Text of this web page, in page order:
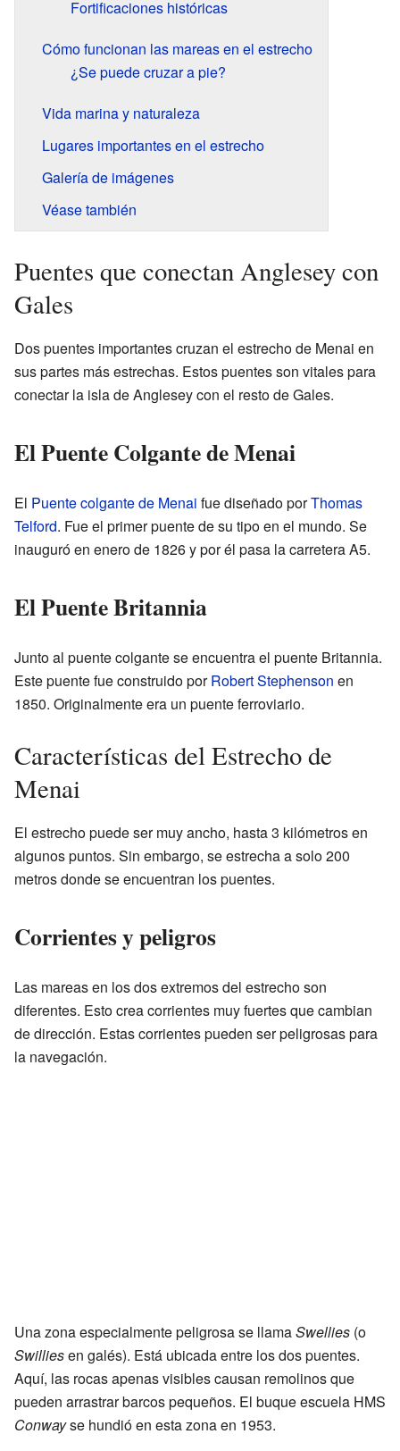
Fortificaciones históricas
Cómo funcionan las mareas en el estrecho
¿Se puede cruzar a pie?
Vida marina y naturaleza
Lugares importantes en el estrecho
Galería de imágenes
Véase también
Puentes que conectan Anglesey con
Gales
Dos puentes importantes cruzan el estrecho de Menai en
sus partes más estrechas. Estos puentes son vitales para
conectar la isla de Anglesey con el resto de Gales.
El Puente Colgante de Menai
El Puente colgante de Menai fue diseñado porThomas
Telford. Fue el primer puente de su tipo en el mundo. Se
inauguró en enero de 1826 y por él pasa la carretera A5.
El Puente Britannia
Junto al puente colgante se encuentra el puente Britannia.
Este puente fue construido porRobert Stephenson en
1850. Originalmente era un puente ferroviario.
Características del Estrecho de
Menai
El estrecho puede ser muy ancho, hasta 3 kilómetros en
algunos puntos. Sin embargo, se estrecha a solo 200
metros donde se encuentran los puentes.
Corrientes y peligros
Las mareas en los dos extremos del estrecho son
diferentes. Esto crea corrientes muy fuertes que cambian
de dirección. Estas corrientes pueden ser peligrosas para
la navegación.
Una zona especialmente peligrosa se llamaSwellies (o
Swilliesen galés). Está ubicada entre los dos puentes.
Aquí, las rocas apenas visibles causan remolinos que
pueden arrastrar barcos pequeños. El buque escuela HMS
Conwayse hundió en esta zona en 1953.